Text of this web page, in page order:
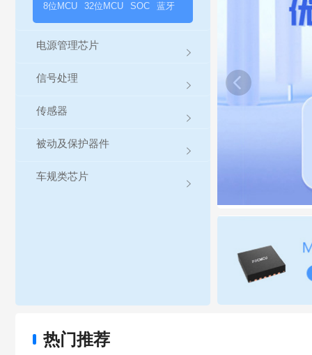
8位MCU 32位MCU SOC 蓝牙
电源管理芯片

信号处理

传感器

被动及保护器件

车规类芯片

热门推荐